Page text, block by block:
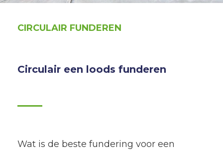
CIRCULAIR FUNDEREN
Circulair een loods funderen
Wat is de beste fundering voor een